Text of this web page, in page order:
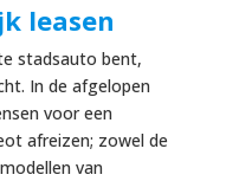
leasen
stadsauto bent,
In de afgelopen
voor een
afreizen; zowel de
van